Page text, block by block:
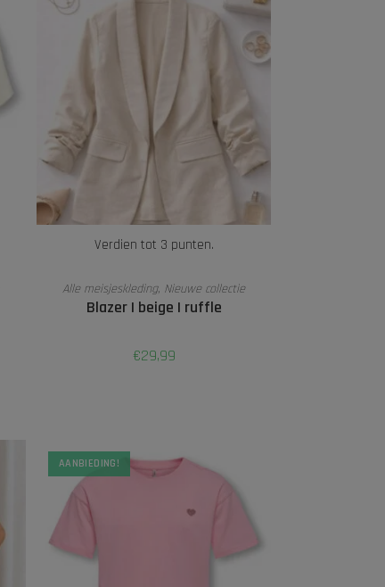
Verdien tot 3 punten.
OPTIES SELECTEREN
Alle meisjeskleding, Nieuwe collectie
Blazer | beige | ruffle
€29,99
AANBIEDING!